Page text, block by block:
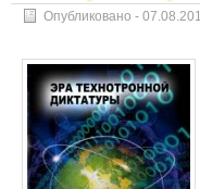
Опубликовано -